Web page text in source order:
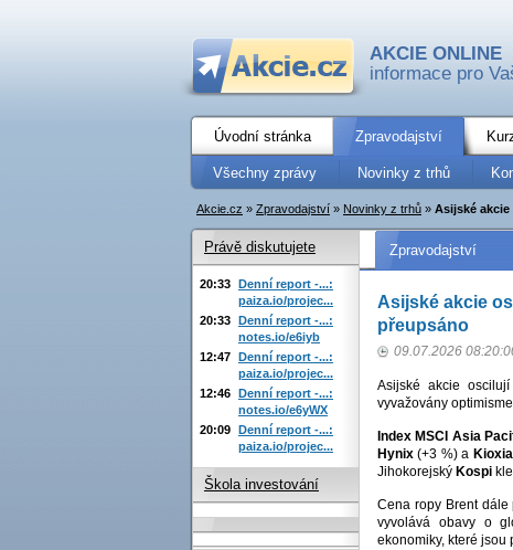
AKCIE ONLINE
informace pro
Úvodní stránka Zpravodajství
Všechny zprávy Novinky z trhů
Akcie.cz » Zpravodajství » Novinky z trhů » Asijské
Zpravodajství
Asijské akcie
přeupsáno
09.07.2026
Asijské akcie
vyvažovány
Index MSCI Asia
Hynix (+3 %) a
Jihokorejský Kospi
Cena ropy Brent dále
vyvolává obavy o
ekonomiky, které jsou
Právě diskutujete
20:33 Denní report -...:
paiza.io/projec...
20:33 Denní report -...:
notes.io/e6iyb
12:47 Denní report -...:
paiza.io/projec...
12:46 Denní report -...:
notes.io/e6yWX
20:09 Denní report -...:
paiza.io/projec...
Škola investování